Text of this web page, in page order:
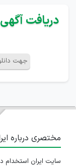
دریافت آگهی
جهت
مختصری درباره